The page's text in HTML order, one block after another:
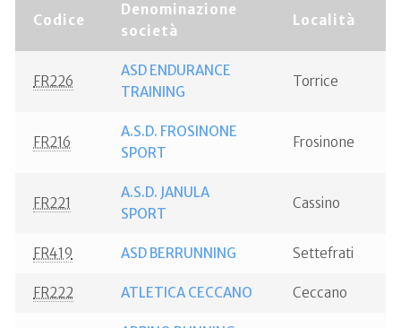
Codice
Denominazione
società
Località
FR226
ASD ENDURANCE
TRAINING
Torrice
FR216
A.S.D. FROSINONE
SPORT
Frosinone
FR221
A.S.D. JANULA
SPORT
Cassino
FR419 ASD BERRUNNING Settefrati
FR222 ATLETICA CECCANO Ceccano